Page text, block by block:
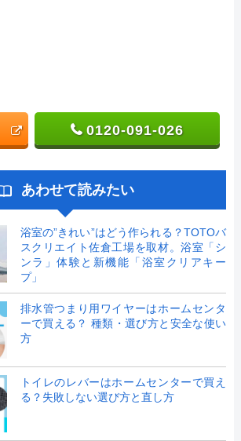
0120-091-026
あわせて読みたい
浴室の”きれい”はどう作られる？TOTOバ
スクリエイト佐倉工場を取材。浴室「シ
ンラ」体験と新機能「浴室クリアキー
プ」
排水管つまり用ワイヤーはホームセンタ
ーで買える？ 種類・選び方と安全な使い
方
トイレのレバーはホームセンターで買え
る？失敗しない選び方と直し方